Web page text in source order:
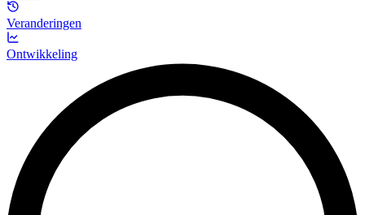
Veranderingen
Ontwikkeling